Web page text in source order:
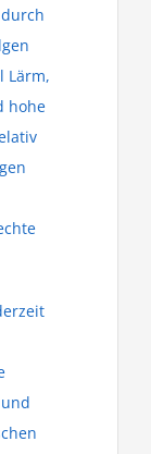
Lärm,
hohe